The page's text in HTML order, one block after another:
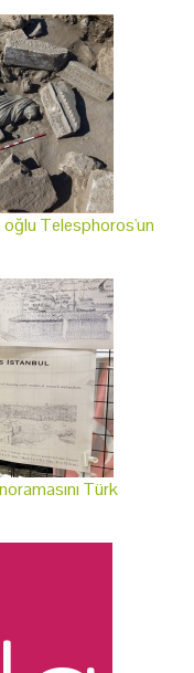
oğlu Telesphoros'un
Türk